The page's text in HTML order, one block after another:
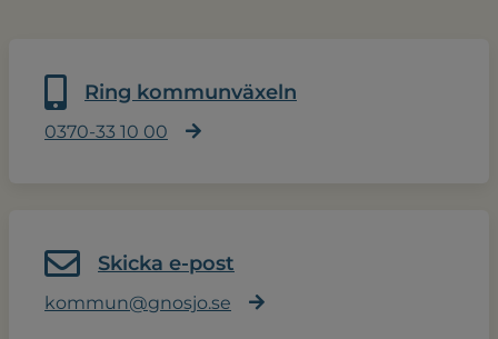
Ring kommunväxeln
0370-33 10 00
Skicka e-post
kommun@gnosjo.se